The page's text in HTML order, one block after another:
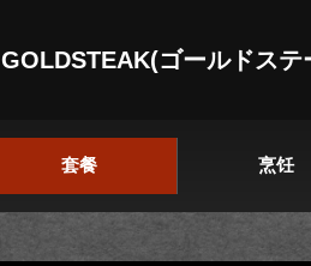
GOLDSTEAK(ゴールドス
套餐 烹饪